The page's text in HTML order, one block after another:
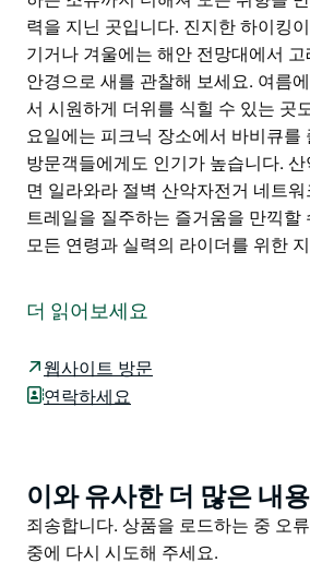
력을 지닌 곳입니다. 진지한 하이킹
기거나 겨울에는 해안 전망대에서
안경으로 새를 관찰해 보세요. 여름
서 시원하게 더위를 식힐 수 있는 곳
요일에는 피크닉 장소에서 바비큐를
방문객들에게도 인기가 높습니다.
면 일라와라 절벽 산악자전거 네트
트레일을 질주하는 즐거움을 만끽할
모든 연령과 실력의 라이더를 위한
역은 웅장한 사암 절벽과 아열대 우
식민지 시대 및 원주민 유산 그리고
하는 조류까지 더해져 모든 취향을
안 전망대에서 고래를 관찰하거나 쌍
해 보세요. 여름에는 우림 속 오솔길
식힐 수 있는 곳도 많습니다. 또한 일
더 읽어보세요
웹사이트 방문
연락하세요
Product
List
이와 유사한 더 많은 내용
Product
List
죄송합니다. 상품을 로드하는 중 오
중에 다시 시도해 주세요.